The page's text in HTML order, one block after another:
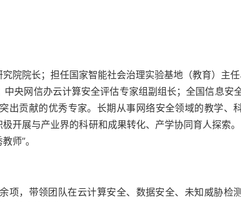
院院长；担任国家智能社会治理实验基地（教育）主任
央网信办云计算安全评估专家组副组长；全国信息安
出贡献的优秀专家。长期从事网络安全领域的教学、
开展与产业界的科研和成果转化、产学协同育人探索
师”。
项，带领团队在云计算安全、数据安全、未知威胁检